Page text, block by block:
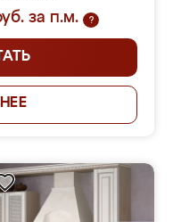
за п.м.
?